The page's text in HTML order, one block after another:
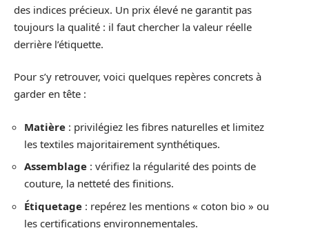
des indices précieux. Un prix élevé ne garantit pas
toujours la qualité : il faut chercher la valeur réelle
derrière l’étiquette.
Pour s’y retrouver, voici quelques repères concrets à
garder en tête :
Matière : privilégiez les fibres naturelles et limitez
les textiles majoritairement synthétiques.
Assemblage : vérifiez la régularité des points de
couture, la netteté des finitions.
Étiquetage : repérez les mentions « coton bio » ou
les certifications environnementales.